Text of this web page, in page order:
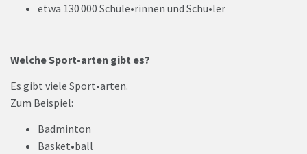
etwa 130 000 Schüle•rinnen und Schü•ler
Welche Sport•arten gibt es?
Es gibt viele Sport•arten.
Zum Beispiel:
Badminton
Basket•ball